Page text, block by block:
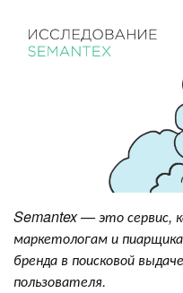
Semantex — это сервис,
маркетологам и
бренда в поисковой
пользователя.